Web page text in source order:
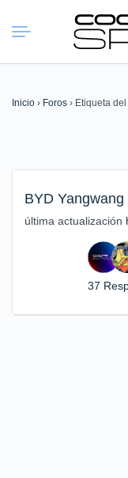
Buscar:
Inicio › Foros › Etiqueta
BYD
última actualización
37